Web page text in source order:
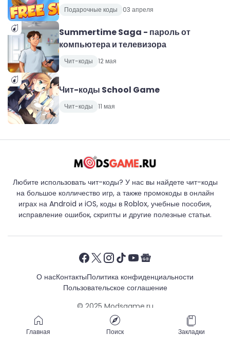
Подарочные коды 03 апреля
Summertime Saga - пароль от
компьютера и телевизора
Чит-коды 12 мая
Чит-коды School Game
Чит-коды 11 мая
Любите использовать чит-коды? У нас вы найдете чит-коды
на большое колличество игр, а также промокоды в онлайн
играх на Android и iOS, коды в Roblox, учебные пособия,
исправление ошибок, скрипты и другие полезные статьи.
О насКонтактыПолитика конфиденциальности
Пользовательское соглашение
© 2025 Modsgame.ru
Главная Поиск Закладки